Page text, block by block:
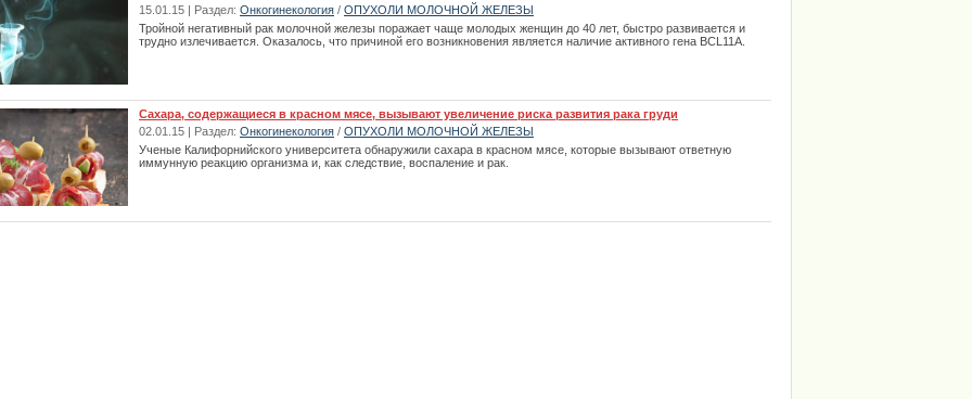
15.01.15 | Раздел: Онкогинекология / ОПУХОЛИ МОЛОЧНОЙ ЖЕЛЕЗЫ
Тройной негативный рак молочной железы поражает чаще молодых женщин до 40 лет, быстро развивается и
трудно излечивается. Оказалось, что причиной его возникновения является наличие активного гена BCL11A.
Сахара, содержащиеся в красном мясе, вызывают увеличение риска развития рака груди
02.01.15 | Раздел: Онкогинекология / ОПУХОЛИ МОЛОЧНОЙ ЖЕЛЕЗЫ
Ученые Калифорнийского университета обнаружили сахара в красном мясе, которые вызывают ответную
иммунную реакцию организма и, как следствие, воспаление и рак.